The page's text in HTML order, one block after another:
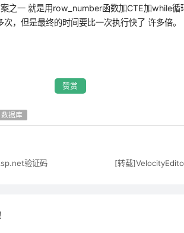
之一 就是用row_number函数加CTE加while循
，但是最终的时间要比一次执行快了 许多倍。
赞赏
数据库
验证码
[转载